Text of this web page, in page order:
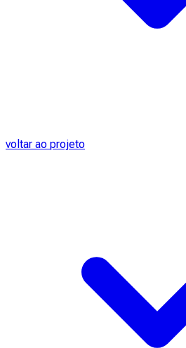
voltar ao projeto